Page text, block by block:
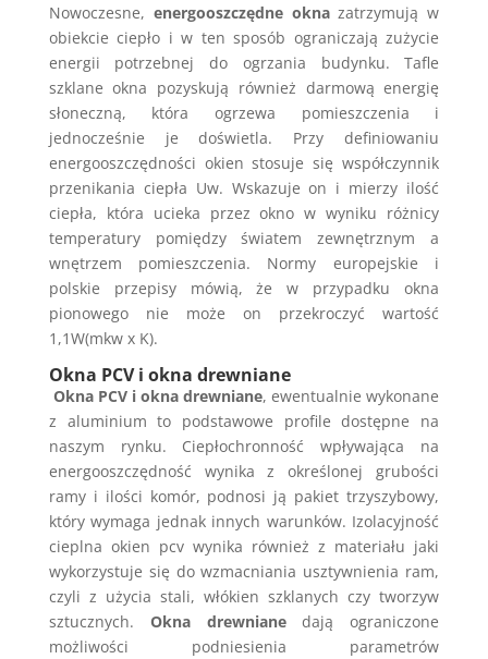
Nowoczesne, energooszczędne okna zatrzymują w
obiekcie ciepło i w ten sposób ograniczają zużycie
energii potrzebnej do ogrzania budynku. Tafle
szklane okna pozyskują również darmową energię
słoneczną, która ogrzewa pomieszczenia i
jednocześnie je doświetla. Przy definiowaniu
energooszczędności okien stosuje się współczynnik
przenikania ciepła Uw. Wskazuje on i mierzy ilość
ciepła, która ucieka przez okno w wyniku różnicy
temperatury pomiędzy światem zewnętrznym a
wnętrzem pomieszczenia. Normy europejskie i
polskie przepisy mówią, że w przypadku okna
pionowego nie może on przekroczyć wartość
1,1W(mkw x K).
Okna PCV i okna drewniane
Okna PCV i okna drewniane, ewentualnie wykonane
z aluminium to podstawowe profile dostępne na
naszym rynku. Ciepłochronność wpływająca na
energooszczędność wynika z określonej grubości
ramy i ilości komór, podnosi ją pakiet trzyszybowy,
który wymaga jednak innych warunków. Izolacyjność
cieplna okien pcv wynika również z materiału jaki
wykorzystuje się do wzmacniania usztywnienia ram,
czyli z użycia stali, włókien szklanych czy tworzyw
sztucznych.
Okna drewnianedają ograniczone
możliwości podniesienia parametrów